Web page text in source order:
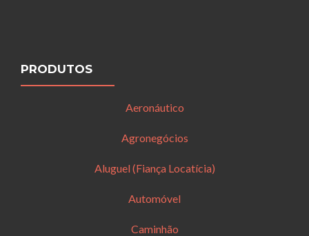
PRODUTOS
Aeronáutico
Agronegócios
Aluguel (Fiança Locatícia)
Automóvel
Caminhão